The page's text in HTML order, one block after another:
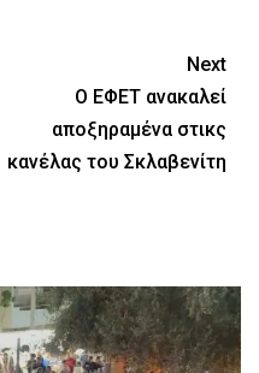
Next
Ο ΕΦΕΤ ανακαλεί
αποξηραμένα στικς
κανέλας του Σκλαβενίτη